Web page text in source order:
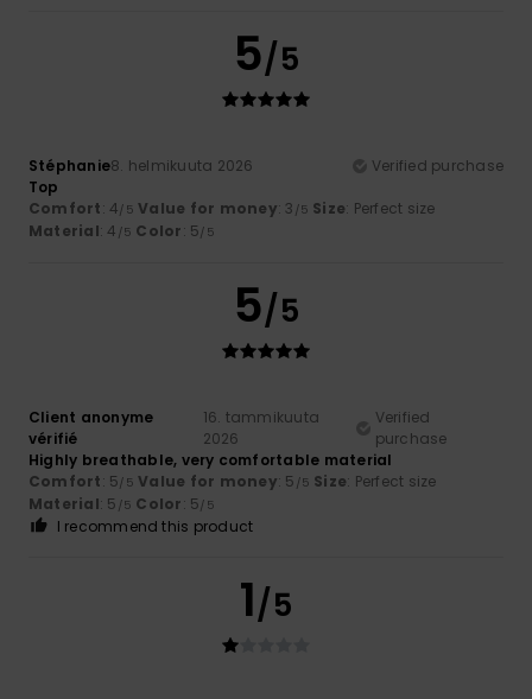
5/5
Stéphanie8. helmikuuta 2026
Verified purchase
Top
Comfort: 4/5 Value for money: 3 /5 Size: Perfect size
Material: 4 /5 Color: 5/5
5/5
Client anonyme
vérifié
16. tammikuuta
2026
Verified
purchase
Highly breathable, very comfortable material
Comfort: 5/5 Value for money: 5 /5 Size: Perfect size
Material: 5 /5 Color: 5/5
I recommend this product
1/5